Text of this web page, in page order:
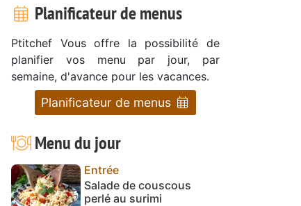
Planificateur de menus
Ptitchef Vous offre la possibilité de
planifier vos menu par jour, par
semaine, d'avance pour les vacances.
Planificateur de menus
Menu du jour
Entrée
Salade de couscous
perlé au surimi